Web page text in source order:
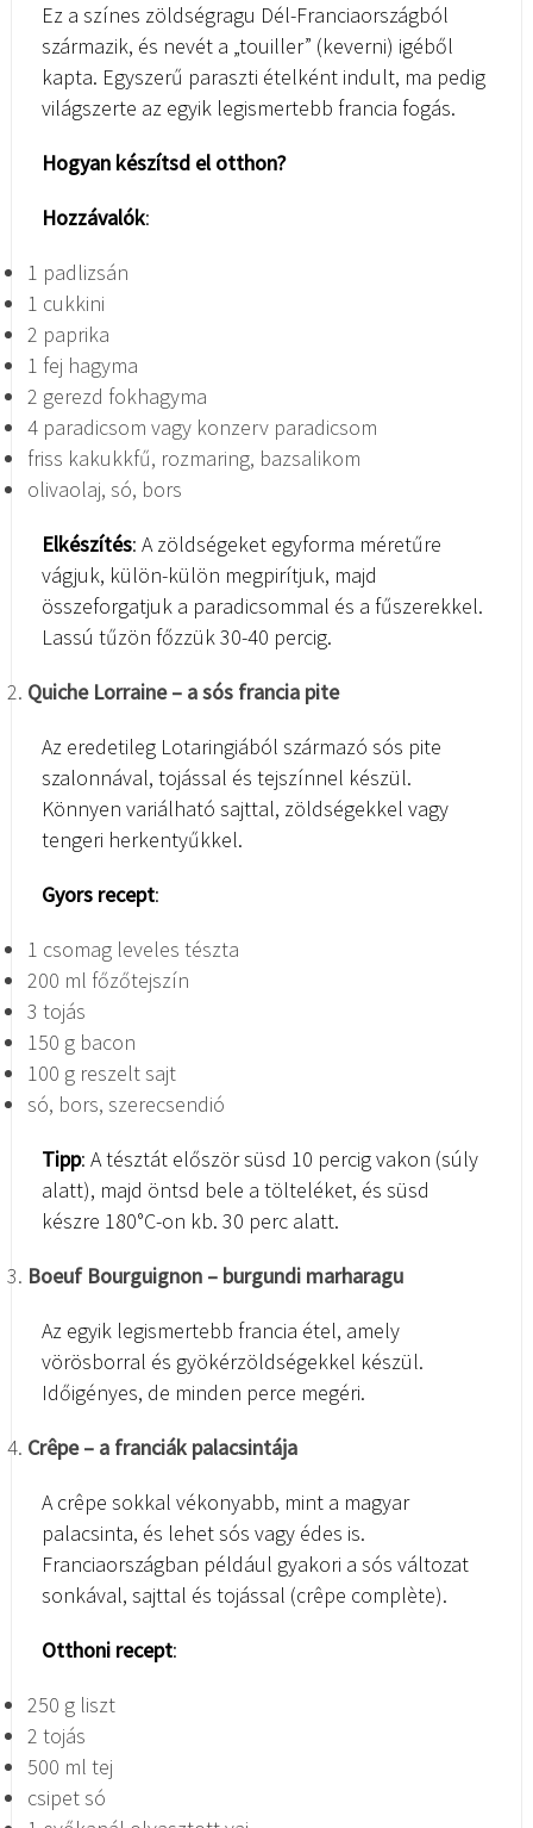
Ez a színes zöldségragu Dél-Franciaországból
származik, és nevét a „touiller” (keverni) igéből
kapta. Egyszerű paraszti ételként indult, ma pedig
világszerte az egyik legismertebb francia fogás.
Hogyan készítsd el otthon?
Hozzávalók:
1 padlizsán
1 cukkini
2 paprika
1 fej hagyma
2 gerezd fokhagyma
4 paradicsom vagy konzerv paradicsom
friss kakukkfű, rozmaring, bazsalikom
olivaolaj, só, bors
Elkészítés: A zöldségeket egyforma méretűre
vágjuk, külön-külön megpirítjuk, majd
összeforgatjuk a paradicsommal és a fűszerekkel.
Lassú tűzön főzzük 30-40 percig.
Quiche Lorraine – a sós francia pite
Az eredetileg Lotaringiából származó sós pite
szalonnával, tojással és tejszínnel készül.
Könnyen variálható sajttal, zöldségekkel vagy
tengeri herkentyűkkel.
Gyors recept:
1 csomag leveles tészta
200 ml főzőtejszín
3 tojás
150 g bacon
100 g reszelt sajt
só, bors, szerecsendió
Tipp: A tésztát először süsd 10 percig vakon (súly
alatt), majd öntsd bele a tölteléket, és süsd
készre 180°C-on kb. 30 perc alatt.
Boeuf Bourguignon – burgundi marharagu
Az egyik legismertebb francia étel, amely
vörösborral és gyökérzöldségekkel készül.
Időigényes, de minden perce megéri.
Crêpe – a franciák palacsintája
A crêpe sokkal vékonyabb, mint a magyar
palacsinta, és lehet sós vagy édes is.
Franciaországban például gyakori a sós változat
sonkával, sajttal és tojással (crêpe complète).
Otthoni recept:
250 g liszt
2 tojás
500 ml tej
csipet só